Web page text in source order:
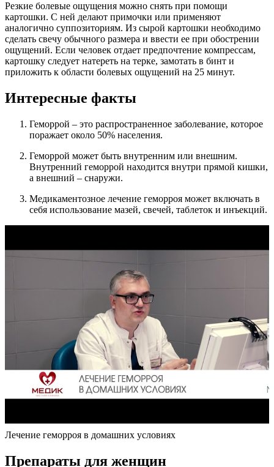
Резкие болевые ощущения можно снять при помощи
картошки. С ней делают примочки или применяют
аналогично суппозиториям. Из сырой картошки необходимо
сделать свечу обычного размера и ввести ее при обострении
ощущений. Если человек отдает предпочтение компрессам,
картошку следует натереть на терке, замотать в бинт и
приложить к области болевых ощущений на 25 минут.
Интересные факты
Геморрой – это распространенное заболевание, которое
поражает около 50% населения.
Геморрой может быть внутренним или внешним.
Внутренний геморрой находится внутри прямой кишки,
а внешний – снаружи.
Медикаментозное лечение геморроя может включать в
себя использование мазей, свечей, таблеток и инъекций.
Лечение геморроя в домашних условиях
Препараты для женщин